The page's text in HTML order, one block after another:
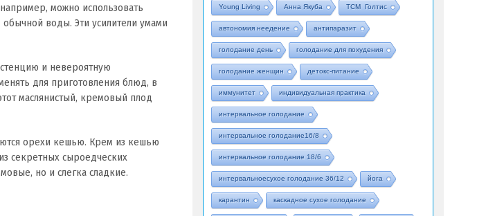
можно использовать
воды. Эти усилители умами
и невероятную
для приготовления блюд, в
маслянистый, кремовый плод
орехи кешью. Крем из кешью
секретных сыроедческих
но и слегка сладкие.
Young Living Анна Якуба ТСМ Голтис
автономия неедение антипаразит
голодание день голодание для похудения
голодание женщин детокс-питание
иммунитет индивидуальная практика
интервальное голодание
интервальное голодание16/8
интервальное голодание 18/6
интервальноесухое голодание 36/12 йога
карантин каскадное сухое голодание